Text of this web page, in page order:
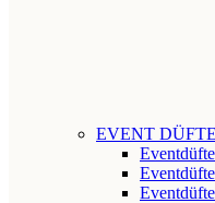
EVENT DÜFTE